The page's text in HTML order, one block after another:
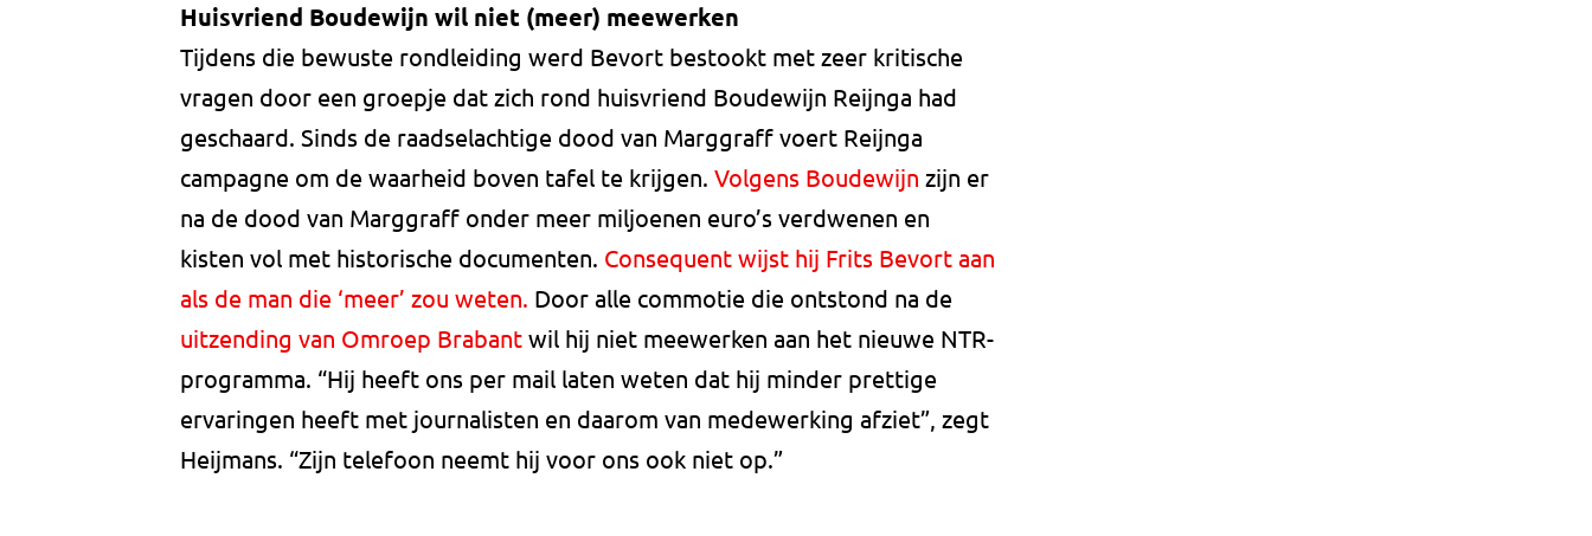
Huisvriend Boudewijn wil niet (meer) meewerken
Tijdens die bewuste rondleiding werd Bevort bestookt met zeer kritische
vragen door een groepje dat zich rond huisvriend Boudewijn Reijnga had
geschaard. Sinds de raadselachtige dood van Marggraff voert Reijnga
campagne om de waarheid boven tafel te krijgen. Volgens Boudewijn zijn er
na de dood van Marggraff onder meer miljoenen euro’s verdwenen en
kisten vol met historische documenten. Consequent wijst hij Frits Bevort aan
als de man die ‘meer’ zou weten. Door alle commotie die ontstond na de
uitzending van Omroep Brabant wil hij niet meewerken aan het nieuwe NTR-
programma. “Hij heeft ons per mail laten weten dat hij minder prettige
ervaringen heeft met journalisten en daarom van medewerking afziet”, zegt
Heijmans. “Zijn telefoon neemt hij voor ons ook niet op.”